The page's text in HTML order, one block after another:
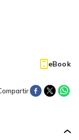
eBook